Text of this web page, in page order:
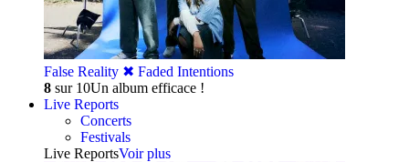
False Reality ✖︎ Faded Intentions
8 sur 10Un album efficace !
Live Reports
Concerts
Festivals
Live ReportsVoir plus